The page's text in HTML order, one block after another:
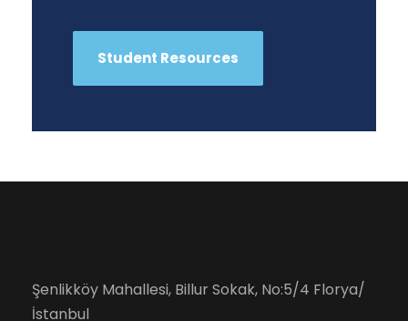
Student Resources
Şenlikköy Mahallesi, Billur Sokak, No:5/4 Florya/
İstanbul